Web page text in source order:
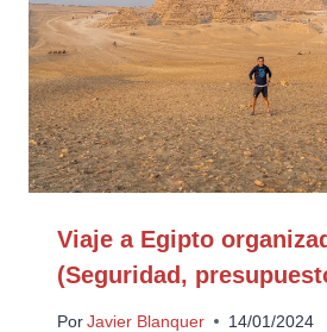
Viaje a Egipto
(Seguridad,
Por Javier Blanquer 14/01/2024